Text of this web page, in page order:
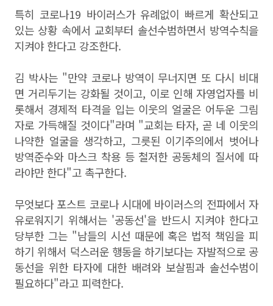
특히 코로나19 바이러스가 유례없이 빠르게 확산되고
있는 상황 속에서 교회부터 솔선수범하면서 방역수칙을
지켜야 한다고 강조한다.
김 박사는 "만약 코로나 방역이 무너지면 또 다시 비대
면 거리두기는 강화될 것이고, 이로 인해 자영업자를 비
롯해서 경제적 타격을 입는 이웃의 얼굴은 어두운 그림
자로 가득해질 것이다"라며 "교회는 타자, 곧 네 이웃의
나약한 얼굴을 생각하고, 그릇된 이기주의에서 벗어나
방역준수와 마스크 착용 등 철저한 공동체의 질서에 따
라야만 한다"고 촉구한다.
무엇보다 포스트 코로나 시대에 바이러스의 전파에서 자
유로워지기 위해서는 '공동선'을 반드시 지켜야 한다고
당부한 그는 "남들의 시선 때문에 혹은 법적 책임을 피
하기 위해서 덕스러운 행동을 하기보다는 자발적으로 공
동선을 위한 타자에 대한 배려와 보살핌과 솔선수범이
필요하다"라고 피력한다.